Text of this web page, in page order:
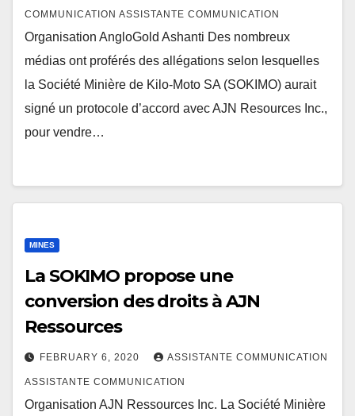
COMMUNICATION ASSISTANTE COMMUNICATION
Organisation AngloGold Ashanti Des nombreux
médias ont proférés des allégations selon lesquelles
la Société Minière de Kilo-Moto SA (SOKIMO) aurait
signé un protocole d’accord avec AJN Resources Inc.,
pour vendre…
MINES
La SOKIMO propose une
conversion des droits à AJN
Ressources
FEBRUARY 6, 2020 ASSISTANTE COMMUNICATION
ASSISTANTE COMMUNICATION
Organisation AJN Ressources Inc. La Société Minière